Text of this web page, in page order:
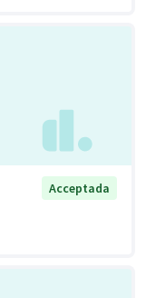
Acceptada